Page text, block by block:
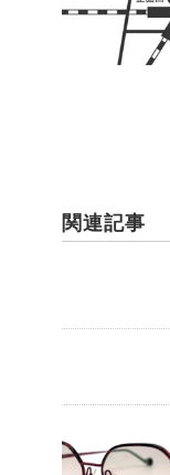
関連記事